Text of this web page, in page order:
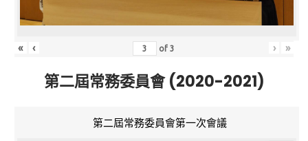
« ‹ of3 › »
第二屆常務委員會 (2020-2021)
第二屆常務委員會第一次會議